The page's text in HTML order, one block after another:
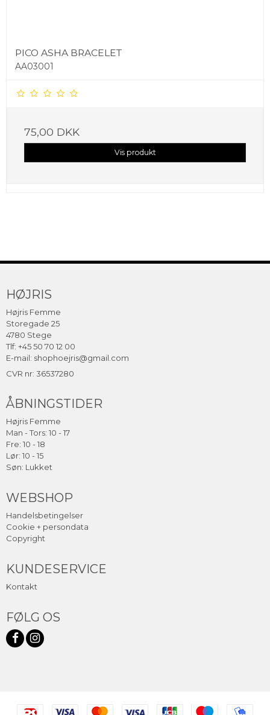
PICO ASHA BRACELET
AA03001
75,00 DKK
Vis produkt
HØJRIS
Højris Femme
Storegade 25
4780 Stege
Tlf: +45 50 70 12 00
E-mail: shophoejris@gmail.com
CVR nr: 36537280
ÅBNINGSTIDER
Højris Femme
Man - Tors: 10 - 17
Fre: 10 - 18
Lør: 10 - 15
Søn: Lukket
WEBSHOP
Handelsbetingelser
Cookie + persondata
Copyright
KUNDESERVICE
Kontakt
FØLG OS